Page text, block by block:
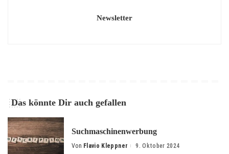
Newsletter
Das könnte Dir auch gefallen
Suchmaschinenwerbung
Posted
Von Flavio Kleppner 9. Oktober 2024